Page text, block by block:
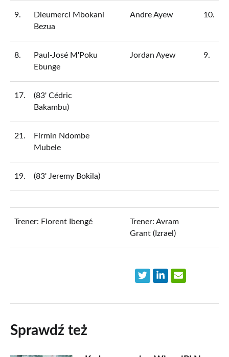
9.
Dieumerci Mbokani
Bezua
Andre Ayew 10.
8.
Paul-José M'Poku
Ebunge
Jordan Ayew 9.
17.
(83' Cédric
Bakambu)
21.
Firmin Ndombe
Mubele
19. (83' Jeremy Bokila)
Trener: Florent Ibengé
Trener: Avram
Grant (Izrael)
Sprawdź też